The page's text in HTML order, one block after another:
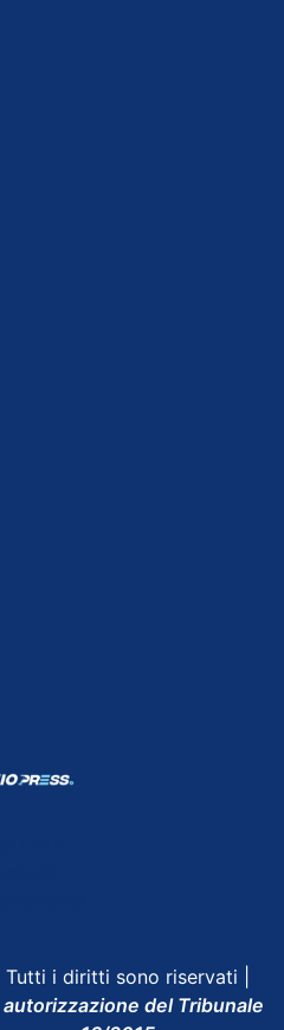
i diritti sono riservati |
del Tribunale